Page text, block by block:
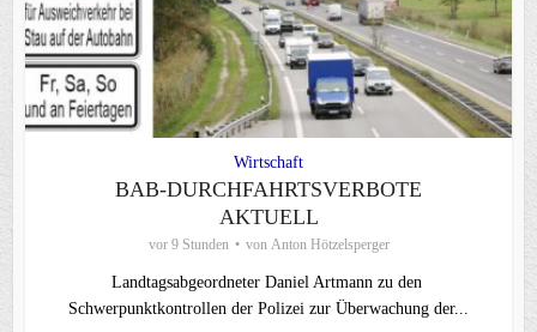
Wirtschaft
BAB-DURCHFAHRTSVERBOTE
AKTUELL
vor 9 Stunden von Anton Hötzelsperger
Landtagsabgeordneter Daniel Artmann zu den
Schwerpunktkontrollen der Polizei zur Überwachung der...